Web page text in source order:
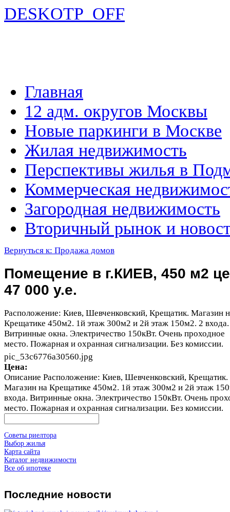
DESKOTP_OFF
Главная
12 адм. округов Москвы
Новые паркинги в Москве
Жилая недвижимость
Перспективы жилья в
Коммерческая
Загородная недвижимость
Вторичный рынок и
Вернуться к: Продажа домов
Помещение в г.КИЕВ, 450 м2
47 000 у.е.
Расположение: Киев, Шевченковский, Крещатик. Магазин
Крещатике 450м2. 1й этаж 300м2 и 2й этаж 150м2. 2 входа.
Витринные окна. Электричество 150кВт. Очень проходное
место. Пожарная и охранная сигнализации. Без комиссии.
pic_53c6776a30560.jpg
Цена:
Описание Расположение: Киев, Шевченковский, Крещатик.
Магазин на Крещатике 450м2. 1й этаж 300м2 и 2й этаж
входа. Витринные окна. Электричество 150кВт. Очень
место. Пожарная и охранная сигнализации. Без комиссии.
Советы риелтора
Выбор жилья
Карта сайта
Каталог недвижимости
Все об ипотеке
Последние новости